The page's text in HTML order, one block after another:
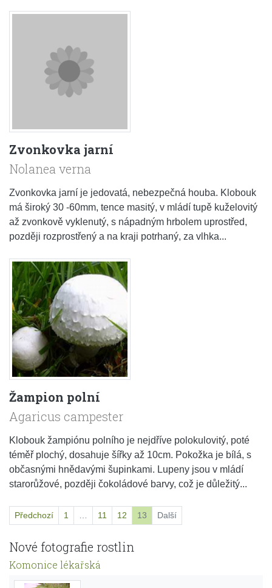
Zvonkovka jarní
Nolanea verna
Zvonkovka jarní je jedovatá, nebezpečná houba. Klobouk
má široký 30 -60mm, tence masitý, v mládí tupě kuželovitý
až zvonkově vyklenutý, s nápadným hrbolem uprostřed,
později rozprostřený a na kraji potrhaný, za vlhka...
Žampion polní
Agaricus campester
Klobouk žampiónu polního je nejdříve polokulovitý, poté
téměř plochý, dosahuje šířky až 10cm. Pokožka je bílá, s
občasnými hnědavými šupinkami. Lupeny jsou v mládí
starorůžové, později čokoládové barvy, což je důležitý...
Předchozí 1 11 12 13 Další
Nové fotografie rostlin
Komonice lékařská